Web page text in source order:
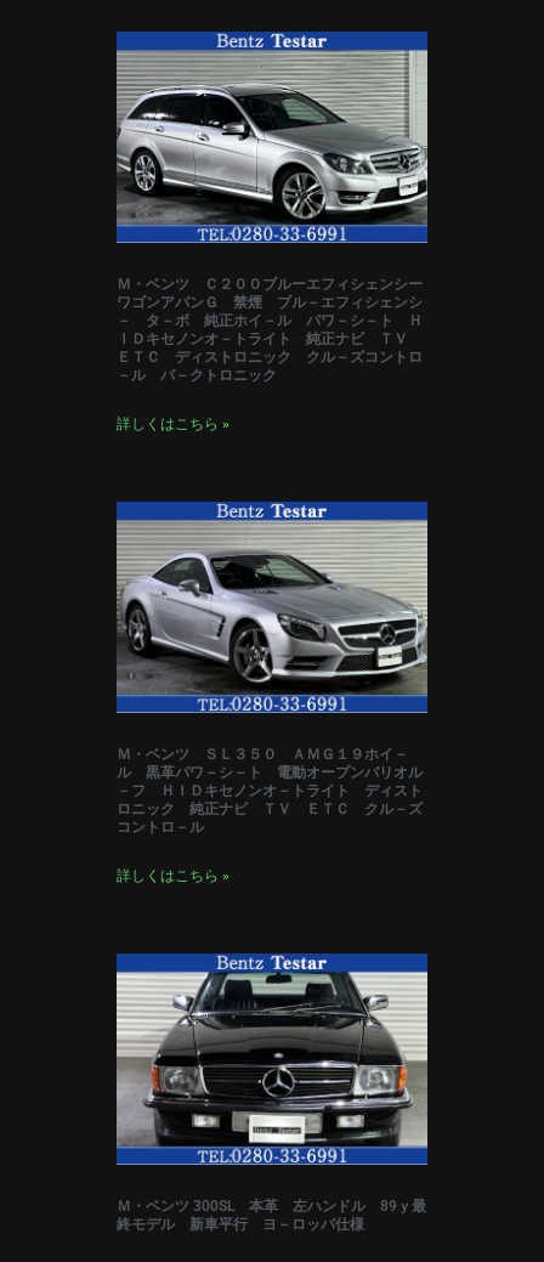
Ｍ・ベンツ Ｃ２００ブルーエフィシェンシー
ワゴンアバンＧ 禁煙 ブル－エフィシェンシ
－ タ－ボ 純正ホイ－ル パワ－シ－ト Ｈ
ＩＤキセノンオ－トライト 純正ナビ ＴＶ
ＥＴＣ ディストロニック クル－ズコントロ
－ル パ－クトロニック
詳しくはこちら »
Ｍ・ベンツ ＳＬ３５０ ＡＭＧ１９ホイ－
ル 黒革パワ－シ－ト 電動オープンバリオル
－フ ＨＩＤキセノンオ－トライト ディスト
ロニック 純正ナビ ＴＶ ＥＴＣ クル－ズ
コントロ－ル
詳しくはこちら »
Ｍ・ベンツ 300SL 本革 左ハンドル 89ｙ最
終モデル 新車平行 ヨ－ロッパ仕様